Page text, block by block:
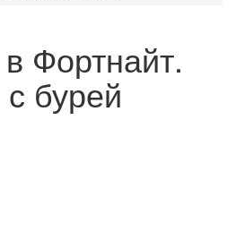
Фортнайт.
бурей